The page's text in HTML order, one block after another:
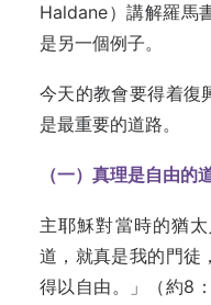
Haldane）講解羅馬
是另一個例子。
今天的教會要得着復
是最重要的道路。
（一）真理是自由的
主耶穌對當時的猶
道，就真是我的門徒
得以自由。」（約8